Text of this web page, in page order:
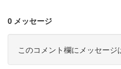
0 メッセージ
このコメント欄にメッセージ